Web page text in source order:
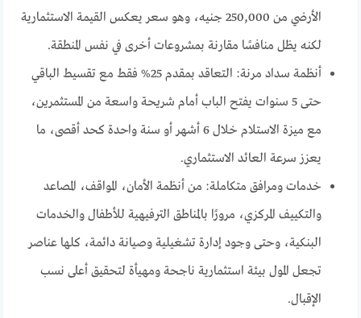
الأرضي من 250,000 جنيه، وهو سعر يعكس القيمة الاستثمارية
لكنه يظل منافسًا مقارنة بمشروعات أخرى في نفس المنطقة.
أنظمة سداد مرنة: التعاقد بمقدم 25% فقط مع تقسيط الباقي
حتى 5 سنوات يفتح الباب أمام شريحة واسعة من المستثمرين،
مع ميزة الاستلام خلال 6 أشهر أو سنة واحدة كحد أقصى، ما
يعزز سرعة العائد الاستثماري.
خدمات ومرافق متكاملة: من أنظمة الأمان، المواقف، المصاعد
والتكييف المركزي، مرورًا بالمناطق الترفيهية للأطفال والخدمات
البنكية، وحتى وجود إدارة تشغيلية وصيانة دائمة، كلها عناصر
تجعل المول بيئة استثمارية ناجحة ومهيأة لتحقيق أعلى نسب
الإقبال.